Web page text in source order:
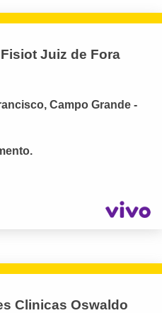
Juiz de Fora
Campo Grande -
Clinicas Oswaldo